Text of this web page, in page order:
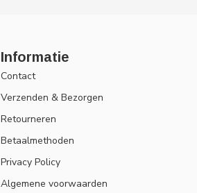
Informatie
Contact
Verzenden & Bezorgen
Retourneren
Betaalmethoden
Privacy Policy
Algemene voorwaarden